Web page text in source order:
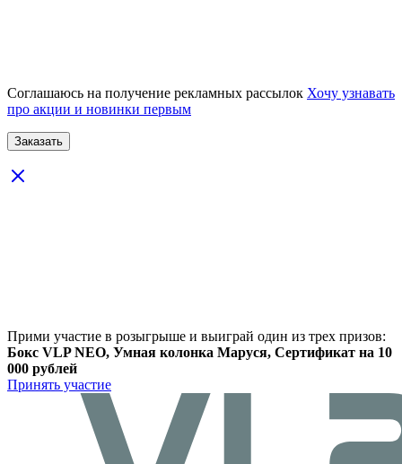
Соглашаюсь на получение рекламных рассылок Хочу узнавать
про акции и новинки первым
Прими участие в розыгрыше и выиграй один из трех призов:
Бокс VLP NEO, Умная колонка Маруся, Сертификат на 10
000 рублей
Принять участие